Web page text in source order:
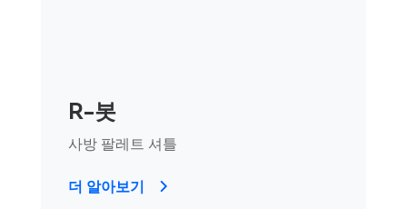
R-봇
사방 팔레트 셔틀
더 알아보기